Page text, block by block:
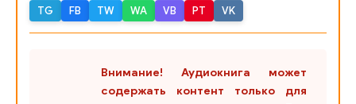
TG FB TW WA VB PT VK
Внимание! Аудиокнига может
содержать контент только для